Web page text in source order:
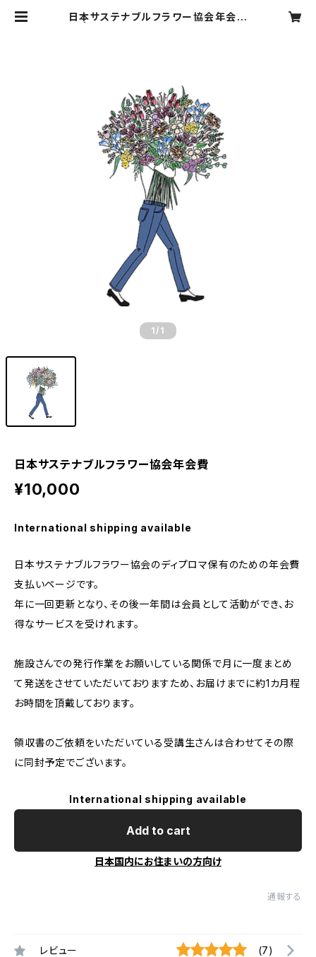
日本サステナブルフラワー協会年会費
1 /1
日本サステナブルフラワー協会年会費
¥10,000
International shipping available
日本サステナブルフラワー協会のディプロマ保有のための年会費
支払いページです。
年に一回更新となり、その後一年間は会員として活動ができ、お
得なサービスを受けれます。
施設さんでの発行作業をお願いしている関係で月に一度まとめ
て発送をさせていただいておりますため、お届けまでに約1カ月程
お時間を頂戴しております。
領収書のご依頼をいただいている受講生さんは合わせてその際
に同封予定でございます。
International shipping available
Add to cart
日本国内にお住まいの方向け
通報する
レビュー (7)